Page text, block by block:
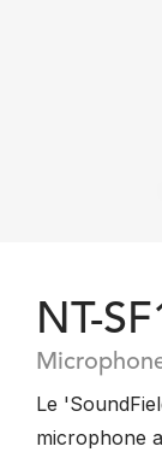
NT-
Le
microphone